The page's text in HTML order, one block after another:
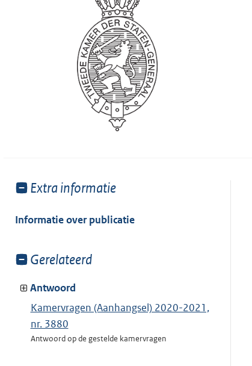
Toon
van:
Extra informatie
Informatie over publicatie
Toon
van:
Gerelateerd
Antwoord
Kamervragen (Aanhangsel) 2020-2021,
nr. 3880
Antwoord op de gestelde kamervragen